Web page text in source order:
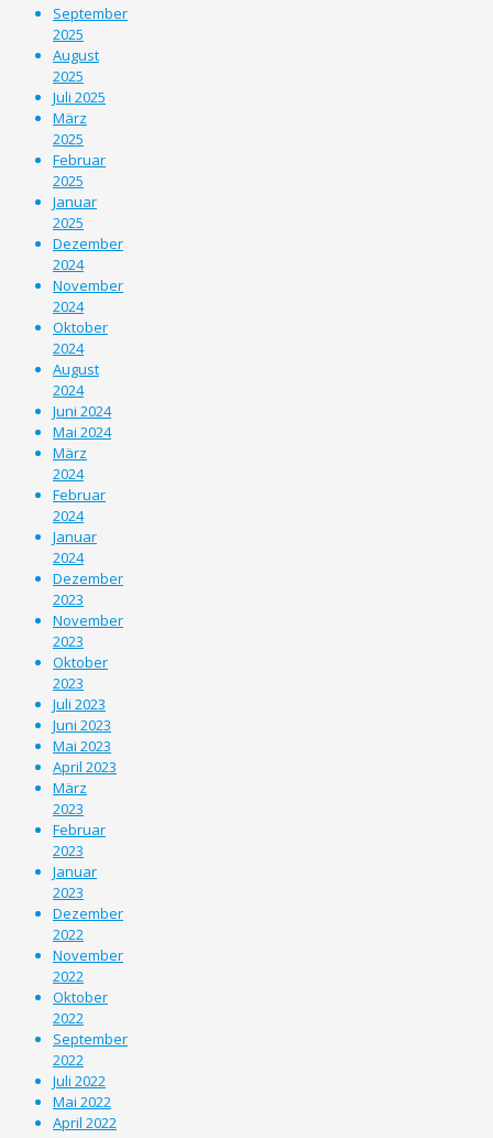
September
2025
August
2025
Juli 2025
März
2025
Februar
2025
Januar
2025
Dezember
2024
November
2024
Oktober
2024
August
2024
Juni 2024
Mai 2024
März
2024
Februar
2024
Januar
2024
Dezember
2023
November
2023
Oktober
2023
Juli 2023
Juni 2023
Mai 2023
April 2023
März
2023
Februar
2023
Januar
2023
Dezember
2022
November
2022
Oktober
2022
September
2022
Juli 2022
Mai 2022
April 2022